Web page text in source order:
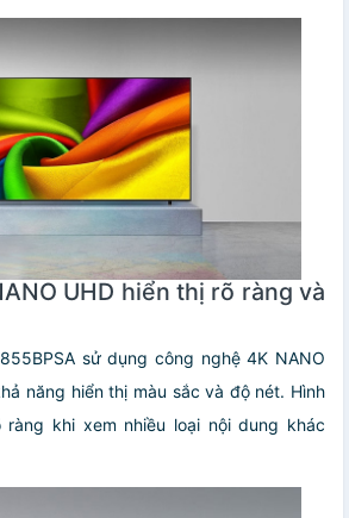
UHD hiển thị rõ ràng và
sử dụng công nghệ 4K NANO
năng hiển thị màu sắc và độ nét. Hình
khi xem nhiều loại nội dung khác